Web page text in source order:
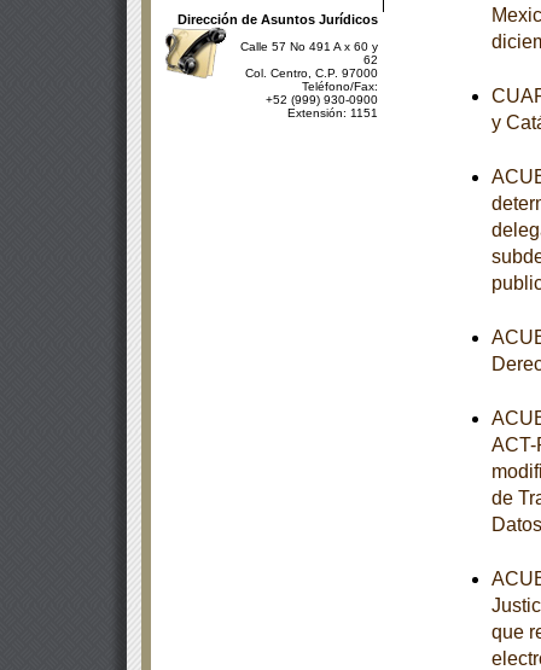
Dirección de Asuntos Jurídicos
Calle 57 No 491 A x 60 y
62
Col. Centro, C.P. 97000
Teléfono/Fax:
+52 (999) 930-0900
Extensión: 1151
y
ACT-
de
que